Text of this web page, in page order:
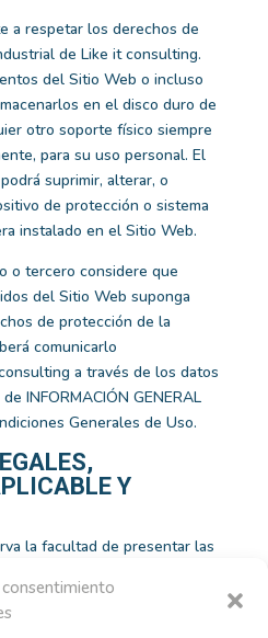
a respetar los derechos de
de Like it consulting.
del Sitio Web o incluso
en el disco duro de
otro soporte físico siempre
para su uso personal. El
suprimir, alterar, o
de protección o sistema
instalado en el Sitio Web.
o tercero considere que
del Sitio Web suponga
de protección de la
comunicarlo
a través de los datos
INFORMACIÓN GENERAL
Generales de Uso.
Y
la facultad de presentar las
Web y Contenidos, o por
Condiciones.